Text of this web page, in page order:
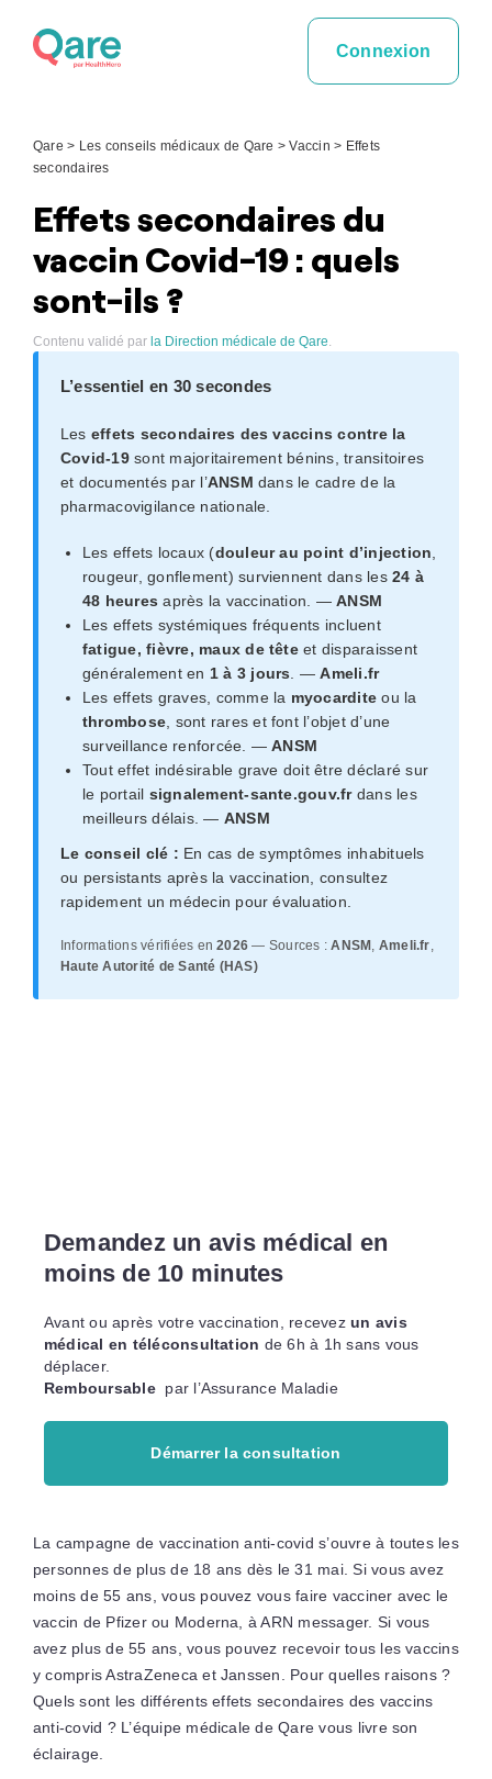
Connexion
Qare > Les conseils médicaux de Qare >Vaccin > Effets
secondaires
Effets secondaires du
vaccin Covid-19 : quels
sont-ils ?
Contenu validé par la Direction médicale de Qare.
L’essentiel en 30 secondes
Les effets secondaires des vaccins contre la
Covid-19sont majoritairement bénins, transitoires
et documentés par l’ANSM dans le cadre de la
pharmacovigilance nationale.
Les effets locaux (douleur au point d’injection
rougeur, gonflement) surviennent dans les24 à
48 heures après la vaccination. —ANSM
Les effets systémiques fréquents incluent
fatigue, fièvre, maux de têteet disparaissent
généralement en 1 à 3 jours . —Ameli.fr
Les effets graves, comme la myocardite ou la
thrombose , sont rares et font l’objet d’une
surveillance renforcée. —ANSM
Tout effet indésirable grave doit être déclaré sur
le portail signalement-sante.gouv.frdans les
meilleurs délais. — ANSM
Le conseil clé : En cas de symptômes inhabituels
ou persistants après la vaccination, consultez
rapidement un médecin pour évaluation.
Informations vérifiées en2026 — Sources :ANSM , Ameli.fr,
Haute Autorité de Santé (HAS)
Demandez un avis médical en
moins de 10 minutes
Avant ou après votre vaccination, recevezun avis
médical en téléconsultation de 6h à 1h sans vous
déplacer.
Remboursable par l’Assurance Maladie
Démarrer la consultation
La campagne de vaccination anti-covid s’ouvre à toutes les
personnes de plus de 18 ans dès le 31 mai. Si vous avez
moins de 55 ans, vous pouvez vous faire vacciner avec le
vaccin de Pfizer ou Moderna, à ARN messager. Si vous
avez plus de 55 ans, vous pouvez recevoir tous les vaccins
y compris AstraZeneca et Janssen. Pour quelles raisons ?
Quels sont les différents effets secondaires des vaccins
anti-covid ? L’équipe médicale de Qare vous livre son
éclairage.